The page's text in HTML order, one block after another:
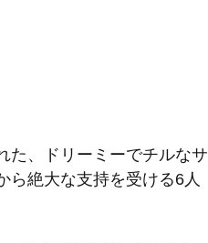
た、ドリーミーでチルなサ
ら絶大な支持を受ける6人